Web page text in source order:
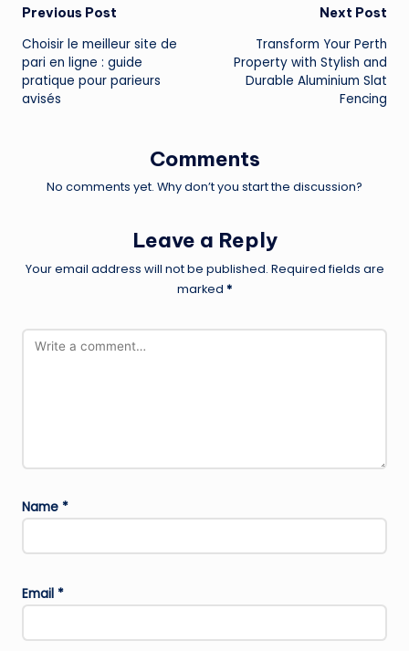
Post
navigation
Previous Post
Choisir le meilleur site de
pari en ligne : guide
pratique pour parieurs
avisés
Next Post
Transform Your Perth
Property with Stylish and
Durable Aluminium Slat
Fencing
Comments
No comments yet. Why don’t you start the discussion?
Leave a Reply
Your email address will not be published. Required fields are
marked *
Name *
Email *